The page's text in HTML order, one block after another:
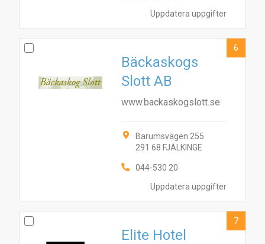
Uppdatera uppgifter
Uppdatera uppgifter
Bäckaskogs
Slott AB
www.backaskogslott.se
Barumsvägen 255
291 68 FJÄLKINGE
044-530 20
6
Elite Hotel
7